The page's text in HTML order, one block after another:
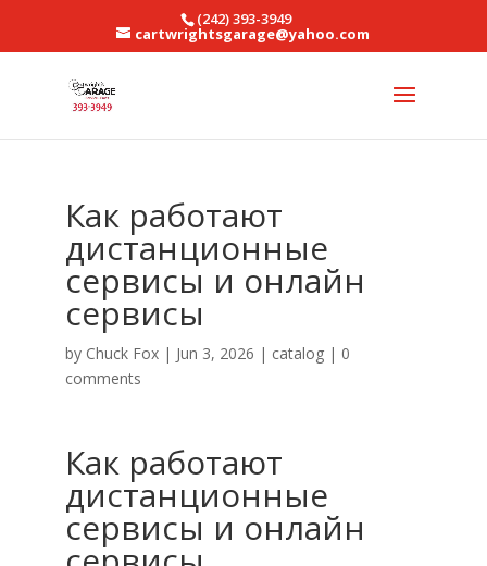
(242) 393-3949
cartwrightsgarage@yahoo.com
Как работают
дистанционные
сервисы и онлайн
сервисы
by Chuck Fox| Jun 3, 2026 | catalog| 0
comments
Как работают
дистанционные
сервисы и онлайн